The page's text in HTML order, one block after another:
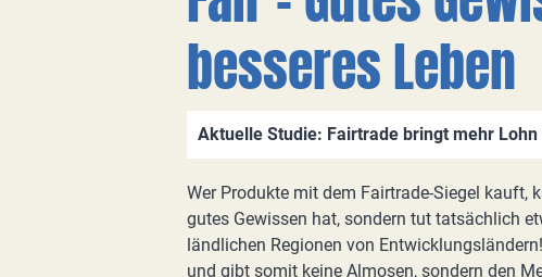
besseres Leben
Aktuelle Studie: Fairtrade bringt mehr
Wer Produkte mit dem Fairtrade-Siegel kauft,
gutes Gewissen hat, sondern tut tatsächlich
ländlichen Regionen von
und gibt somit keine Almosen, sondern den